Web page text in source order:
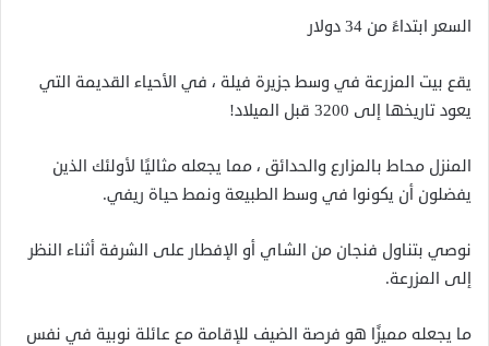
السعر ابتداءً من 34 دولار
يقع بيت المزرعة في وسط جزيرة فيلة ، في الأحياء القديمة التي
يعود تاريخها إلى 3200 قبل الميلاد!
المنزل محاط بالمزارع والحدائق ، مما يجعله مثاليًا لأولئك الذين
يفضلون أن يكونوا في وسط الطبيعة ونمط حياة ريفي.
نوصي بتناول فنجان من الشاي أو الإفطار على الشرفة أثناء النظر
إلى المزرعة.
ما يجعله مميزًا هو فرصة الضيف للإقامة مع عائلة نوبية في نفس